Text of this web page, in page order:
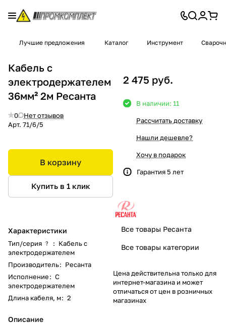
Лучшие предложения Каталог Инструмент
Кабель с
электродержателем
36мм² 2м Ресанта
0
Нет отзывов
Арт. 71/6/5
В корзину
Купить в 1 клик
Характеристики
Тип/серия ? : Кабель с
электродержателем
Производитель: Ресанта
Исполнение: С
электродержателем
Длина кабеля, м: 2
Описание
2 475 руб.
В наличии: 11
Рассчитать доставку
Нашли дешевле?
Хочу в подарок
Гарантия 5 лет
Все товары Ресанта
Все товары категории
Цена действительна только для
интернет-магазина и может
отличаться от цен в розничных
магазинах